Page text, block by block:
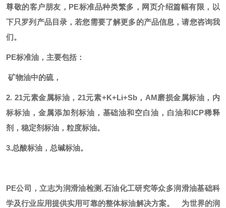
尊敬的客户朋友， PE标准品种类繁多，网页介绍篇幅有限，以
下只罗列产品目录，若您需要了解更多的产品信息，请您咨询我
们。
PE标准油，主要包括：
矿物油中的硫，
2. 21元素金属标油，21元素+K+Li+Sb，AM磨损金属标油，内
标标油，金属添加剂标油，基础油和空白油，白油和ICP稀释
剂，稳定剂标油，粒度标油。
3.总酸标油，总碱标油。
PE公司，立志为润滑油检测,石油化工研究等众多润滑油基础科
学及行业应用提供实用可靠的整体标油解决方案。
为世界的润